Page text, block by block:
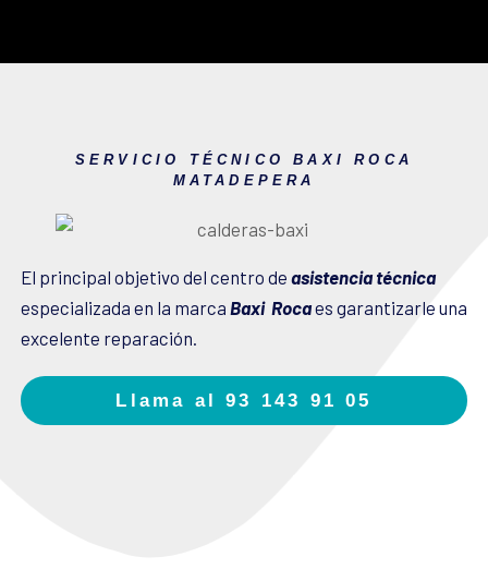
SERVICIO TÉCNICO BAXI ROCA
MATADEPERA
El principal objetivo del centro de asistencia técnica
especializada en la marca Baxi Rocaes garantizarle una
excelente reparación.
Llama al 93 143 91 05